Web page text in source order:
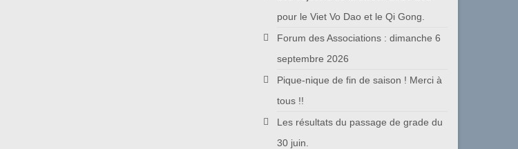
pour le Viet Vo Dao et le Qi Gong.
Forum des Associations : dimanche 6
septembre 2026
Pique-nique de fin de saison ! Merci à
tous !!
Les résultats du passage de grade du
30 juin.